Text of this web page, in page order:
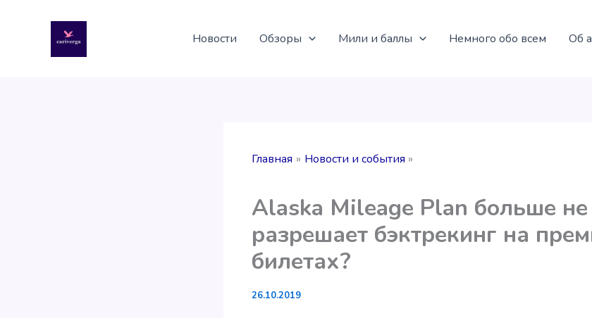
содержимому
Новости Обзоры Мили и баллы Немного обо всем Об
Главная Новости и события
Alaska Mileage Plan больше не
разрешает бэктрекинг на
билетах?
26.10.2019